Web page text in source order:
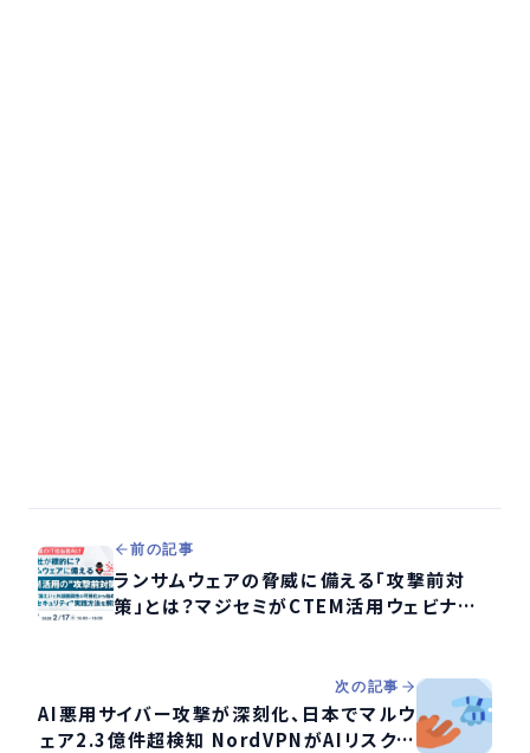
前の記事
ランサムウェアの脅威に備える「攻撃前対
策」とは？マジセミがCTEM活用ウェビナー
次の記事
AI悪用サイバー攻撃が深刻化、日本でマルウ
ェア2.3億件超検知 NordVPNがAIリスク対